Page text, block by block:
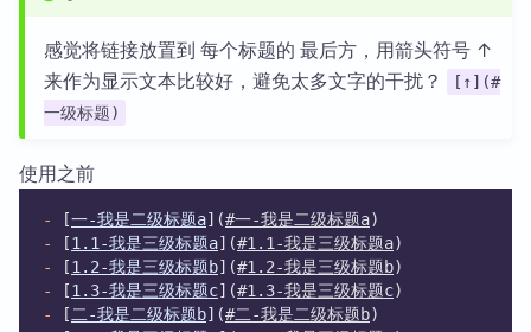
感觉将链接放置到 每个标题的 最后方，用箭头符号 ↑
来作为显示文本比较好，避免太多文字的干扰？
[↑](#
一级标题)
使用之前
- [一-我是二级标题a](#一-我是二级标题a)
-
[1.1-我是三级标题a](#1.1-我是三级标题a)
-
[1.2-我是三级标题b](#1.2-我是三级标题b)
-
[1.3-我是三级标题c](#1.3-我是三级标题c)
-
[二-我是二级标题b](#二-我是二级标题b)